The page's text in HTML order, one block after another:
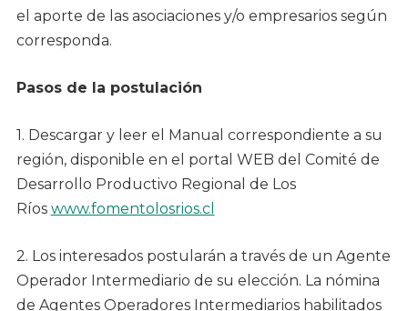
el aporte de las asociaciones y/o empresarios según
corresponda.
Pasos de la postulación
1. Descargar y leer el Manual correspondiente a su
región, disponible en el portal WEB del Comité de
Desarrollo Productivo Regional de Los
Ríos www.fomentolosrios.cl
2. Los interesados postularán a través de un Agente
Operador Intermediario de su elección. La nómina
de Agentes Operadores Intermediarios habilitados